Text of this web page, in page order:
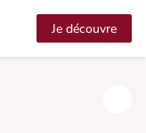
Je découvre